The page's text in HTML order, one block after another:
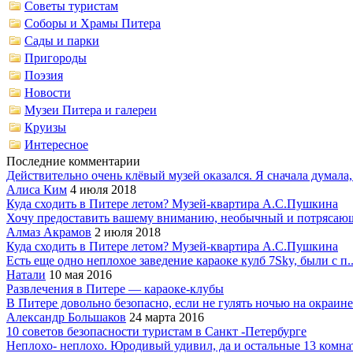
Советы туристам
Соборы и Храмы Питера
Сады и парки
Пригороды
Поэзия
Новости
Музеи Питера и галереи
Круизы
Интересное
Последние комментарии
Действительно очень клёвый музей оказался. Я сначала
Алиса Ким 4 июля 2018
Куда сходить в Питере летом? Музей-квартира А.С.Пушкина
Хочу предоставить вашему вниманию, необычный и
Алмаз Акрамов 2 июля 2018
Куда сходить в Питере летом? Музей-квартира А.С.Пушкина
Есть еще одно неплохое заведение караоке кулб 7Sky, были с
Натали 10 мая 2016
Развлечения в Питере — караоке-клубы
В Питере довольно безопасно, если не гулять ночью на
Александр Большаков 24 марта 2016
10 советов безопасности туристам в Санкт -Петербурге
Неплохо- неплохо. Юродивый удивил, да и остальные 13